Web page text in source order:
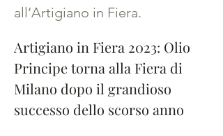
all’Artigiano in Fiera.
Artigiano in Fiera 2023: Olio
Principe torna alla Fiera di
Milano dopo il grandioso
successo dello scorso anno